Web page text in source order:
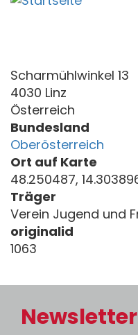
Direkt
Scharmühlwinkel 13
4030 Linz
Österreich
Bundesland
Oberösterreich
Ort auf Karte
48.250487,
Träger
Verein Jugend und
originalid
1063
Newsletter